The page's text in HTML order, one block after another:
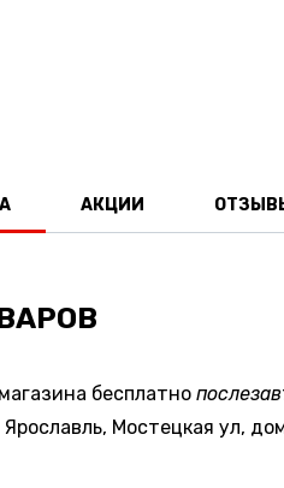
АКЦИИ
бесплатно
Ярославль, Мостецкая ул,